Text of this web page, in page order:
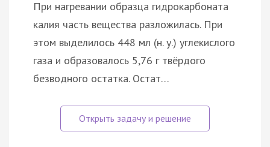
При нагревании образца гидрокарбоната
калия часть вещества разложилась. При
этом выделилось 448 мл (н. у.) углекислого
газа и образовалось 5,76 г твёрдого
безводного остатка. Остат…